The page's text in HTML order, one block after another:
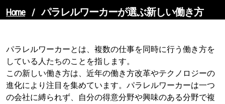
Home / パラレルワーカーが選ぶ新しい働き方
パラレルワーカーとは、複数の仕事を同時に行う働き方を
している人たちのことを指します。
この新しい働き方は、近年の働き方改革やテクノロジーの
進化により注目を集めています。パラレルワーカーは一つ
の会社に縛られず、自分の得意分野や興味のある分野で複